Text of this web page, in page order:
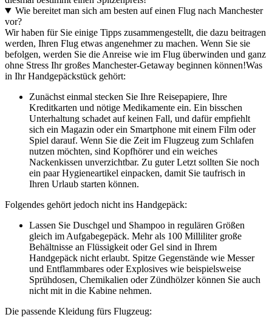
Wie bereitet man sich am besten auf einen Flug nach Manchester
vor?
Wir haben für Sie einige Tipps zusammengestellt, die dazu beitragen
werden, Ihren Flug etwas angenehmer zu machen. Wenn Sie sie
befolgen, werden Sie die Anreise wie im Flug überwinden und ganz
ohne Stress Ihr großes Manchester-Getaway beginnen können!Was
in Ihr Handgepäckstück gehört:
Zunächst einmal stecken Sie Ihre Reisepapiere, Ihre
Kreditkarten und nötige Medikamente ein. Ein bisschen
Unterhaltung schadet auf keinen Fall, und dafür empfiehlt
sich ein Magazin oder ein Smartphone mit einem Film oder
Spiel darauf. Wenn Sie die Zeit im Flugzeug zum Schlafen
nutzen möchten, sind Kopfhörer und ein weiches
Nackenkissen unverzichtbar. Zu guter Letzt sollten Sie noch
ein paar Hygieneartikel einpacken, damit Sie taufrisch in
Ihren Urlaub starten können.
Folgendes gehört jedoch nicht ins Handgepäck:
Lassen Sie Duschgel und Shampoo in regulären Größen
gleich im Aufgabegepäck. Mehr als 100 Milliliter große
Behältnisse an Flüssigkeit oder Gel sind in Ihrem
Handgepäck nicht erlaubt. Spitze Gegenstände wie Messer
und Entflammbares oder Explosives wie beispielsweise
Sprühdosen, Chemikalien oder Zündhölzer können Sie auch
nicht mit in die Kabine nehmen.
Die passende Kleidung fürs Flugzeug: